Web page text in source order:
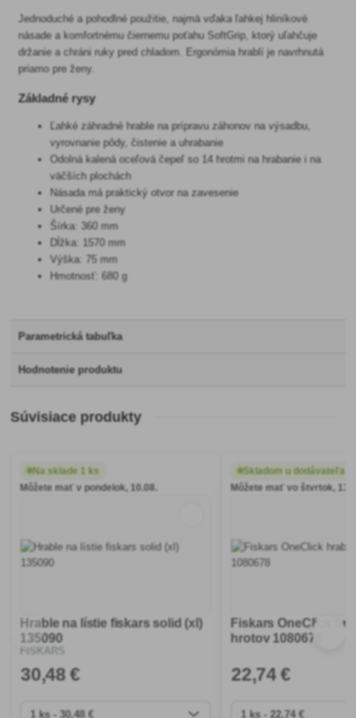
Jednoduché a pohodlné použitie, najmä vďaka ľahkej hliníkové
násade a komfortnému čiernemu poťahu SoftGrip, ktorý uľahčuje
držanie a chráni ruky pred chladom. Ergonómia hrablí je navrhnutá
priamo pre ženy.
Základné rysy
Ľahké záhradné hrable na prípravu záhonov na výsadbu,
vyrovnanie pôdy, čistenie a uhrabanie
Odolná kalená oceľová čepeľ so 14 hrotmi na hrabanie i na
väčších plochách
Násada má praktický otvor na zavesenie
Určené pre ženy
Šírka: 360 mm
Dĺžka: 1570 mm
Výška: 75 mm
Hmotnosť: 680 g
Parametrická tabuľka
Hodnotenie produktu
Súvisiace produkty
Na sklade 1 ks
Môžete mať v pondelok, 10.08.
Hrable na lístie fiskars solid (xl)
135090
FISKARS
30,48 €
Skladom u dodávateľa
Môžete mať vo štvrtok,
Fiskars OneClick
hrotov 1080678
22,74 €